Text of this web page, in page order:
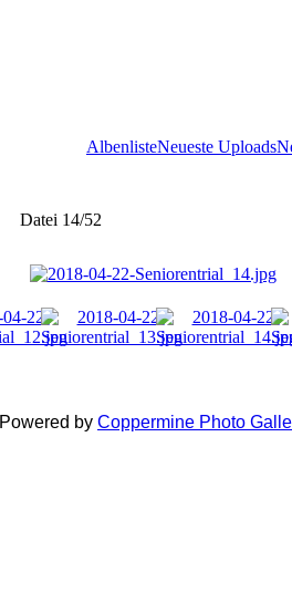
AlbenlisteNeueste Uploads
Datei 14/52
Powered by Coppermine Photo